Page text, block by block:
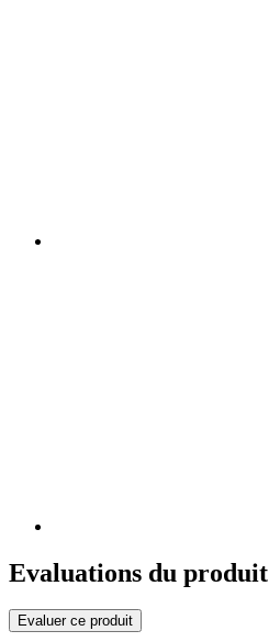
Evaluations du produit
Evaluer ce produit